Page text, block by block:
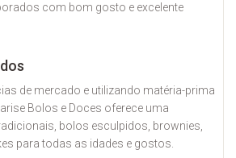
com bom gosto e excelente
de mercado e utilizando matéria-prima
Bolos e Doces oferece uma
bolos esculpidos, brownies,
para todas as idades e gostos.